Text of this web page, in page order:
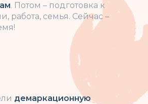
. Потом – подготовка к
работа, семья. Сейчас –
демаркационную